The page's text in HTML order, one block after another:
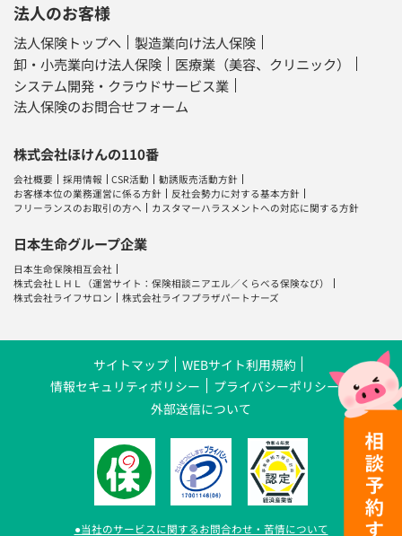
法人のお客様
法人保険トップへ
製造業向け法人保険
卸・小売業向け法人保険
医療業（美容、クリニック）
システム開発・クラウドサービス業
法人保険のお問合せフォーム
株式会社ほけんの110番
会社概要 採用情報 CSR活動
勧誘販売活動方針
お客様本位の業務運営に係る方針
反社会勢力に対する基本方針
フリーランスのお取引の方へ
カスタマーハラスメントへの対応に関する方針
日本生命グループ企業
日本生命保険相互会社
株式会社ＬＨＬ （運営サイト：保険相談ニアエル／ くらべる保険なび）
株式会社ライフサロン
株式会社ライフプラザパートナーズ
サイトマップ
WEBサイト利用規約
情報セキュリティポリシー
プライバシーポリシー
外部送信について
●当社のサービスに関するお問合わせ・苦情について